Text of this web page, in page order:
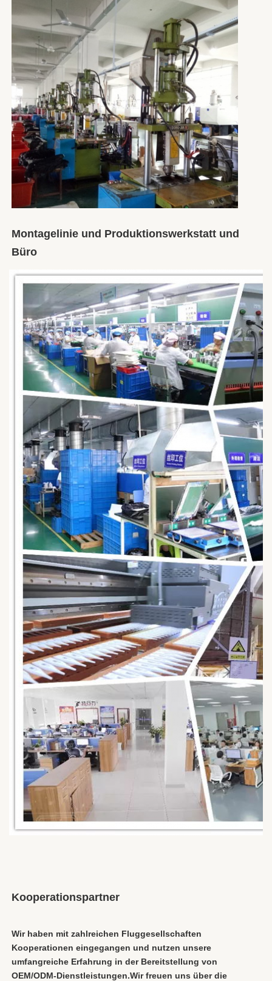
Montagelinie und Produktionswerkstatt und
Büro
Kooperationspartner
Wir haben mit zahlreichen Fluggesellschaften
Kooperationen eingegangen und nutzen unsere
umfangreiche Erfahrung in der Bereitstellung von
OEM/ODM-Dienstleistungen.Wir freuen uns über die